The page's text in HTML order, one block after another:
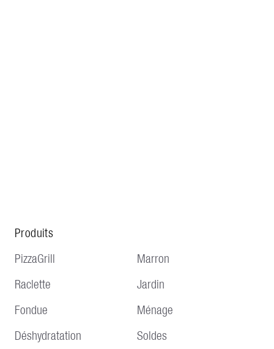
Produits
PizzaGrill
Raclette
Fondue
Déshydratation
Marron
Jardin
Ménage
Soldes